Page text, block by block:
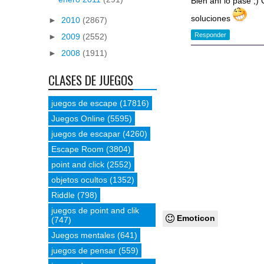
soluciones
Responder
Emoticon
► 2010 (2867)
► 2009 (2552)
► 2008 (1911)
CLASES DE JUEGOS
juegos de escape (17816)
Juegos Online (5595)
juegos de escapar (4260)
Escape Room (3804)
point and click (2552)
objetos ocultos (1352)
Riddle (798)
juegos de point and clik
(747)
Juegos mentales (641)
juegos de pensar (559)